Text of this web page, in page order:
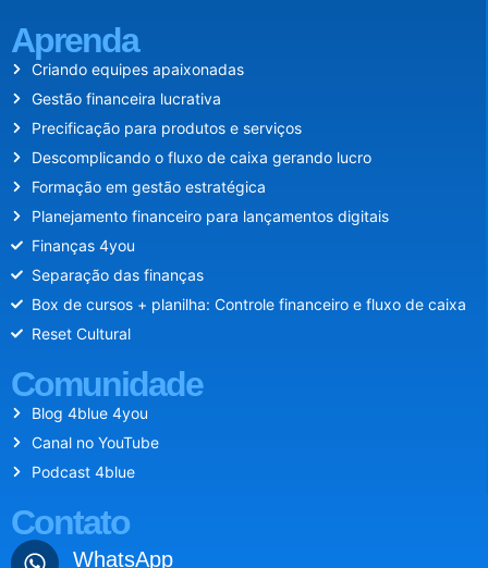
Aprenda
Criando equipes apaixonadas
Gestão financeira lucrativa
Precificação para produtos e serviços
Descomplicando o fluxo de caixa gerando lucro
Formação em gestão estratégica
Planejamento financeiro para lançamentos digitais
Finanças 4you
Separação das finanças
Box de cursos + planilha: Controle financeiro e fluxo de caixa
Reset Cultural
Comunidade
Blog 4blue 4you
Canal no YouTube
Podcast 4blue
Contato
WhatsApp